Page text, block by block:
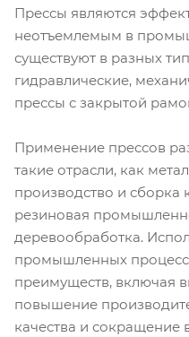
Прессы являются
неотъемлемым в
существуют в разных
гидравлические,
прессы с закрытой
Применение прессов
такие отрасли, как
производство и сборка
резиновая
деревообработка.
промышленных
преимуществ, включая
повышение
качества и сокращение